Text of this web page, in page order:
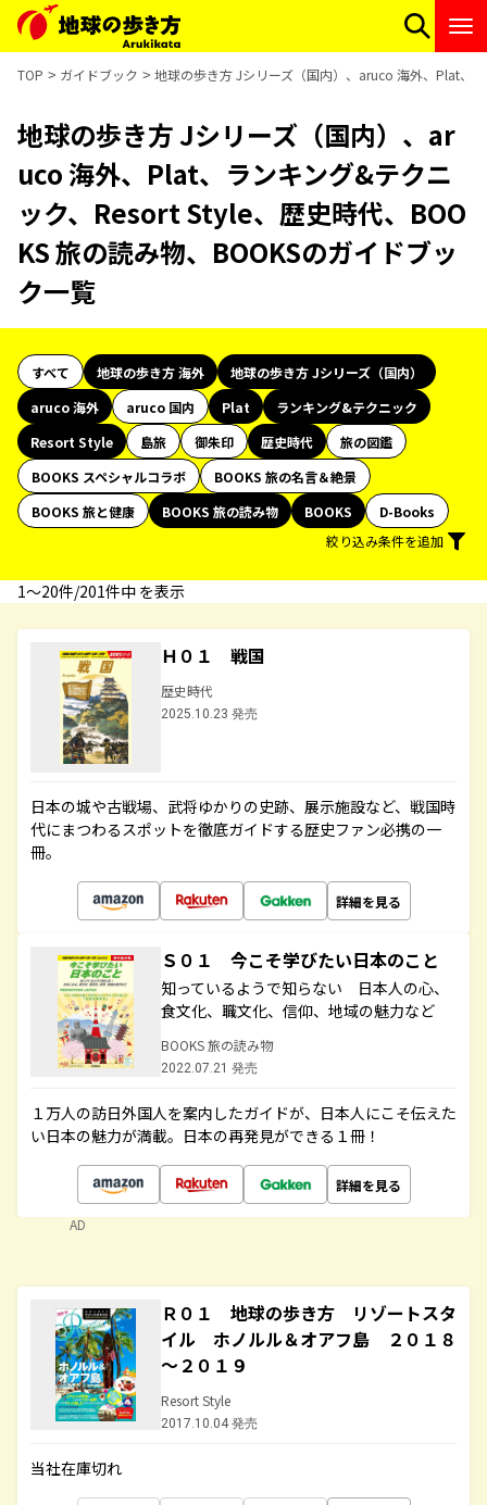
TOP ガイドブック 地球の歩き方 Jシリーズ（国内）、aruco 海外、Plat、
地球の歩き方 Jシリーズ（国内）、ar
uco 海外、Plat、ランキング&テクニ
ック、Resort Style、歴史時代、BOO
KS 旅の読み物、BOOKSのガイドブッ
ク一覧
すべて 地球の歩き方 海外
地球の歩き方 Jシリーズ（国内）
aruco 海外
aruco 国内 Plat
ランキング&テクニック
Resort Style
島旅 御朱印 歴史時代
旅の図鑑
BOOKS スペシャルコラボ
BOOKS 旅の名言＆絶景
BOOKS 旅と健康
BOOKS 旅の読み物 BOOKS
D-Books
絞り込み条件を追加
1〜20件/201件中 を表示
Ｈ０１ 戦国
歴史時代
2025.10.23 発売
日本の城や古戦場、武将ゆかりの史跡、展示施設など、戦国時
代にまつわるスポットを徹底ガイドする歴史ファン必携の一
冊。
詳細を見る
Ｓ０１ 今こそ学びたい日本のこと
知っているようで知らない 日本人の心、
食文化、職文化、信仰、地域の魅力など
BOOKS 旅の読み物
2022.07.21 発売
１万人の訪日外国人を案内したガイドが、日本人にこそ伝えた
い日本の魅力が満載。日本の再発見ができる１冊！
詳細を見る
AD
Ｒ０１ 地球の歩き方 リゾートスタ
イル ホノルル＆オアフ島 ２０１８
～２０１９
Resort Style
2017.10.04 発売
当社在庫切れ